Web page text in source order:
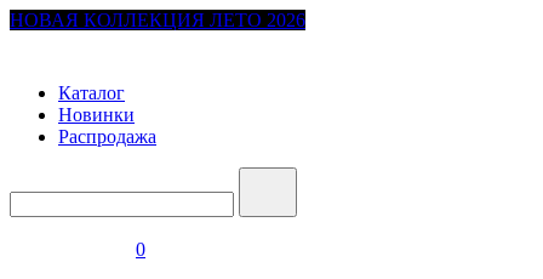
НОВАЯ КОЛЛЕКЦИЯ ЛЕТО 2026
Каталог
Новинки
Распродажа
0